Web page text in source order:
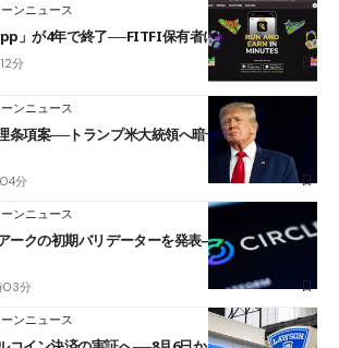
ンニュース
」が4年で終了──FITFI保有者に対応呼びかけ
分
ンニュース
条項案──トランプ米大統領へ暗号資産事業の売却
分
ンニュース
ークの初期バリデーターを発表――ブラックロッ
03分
ンニュース